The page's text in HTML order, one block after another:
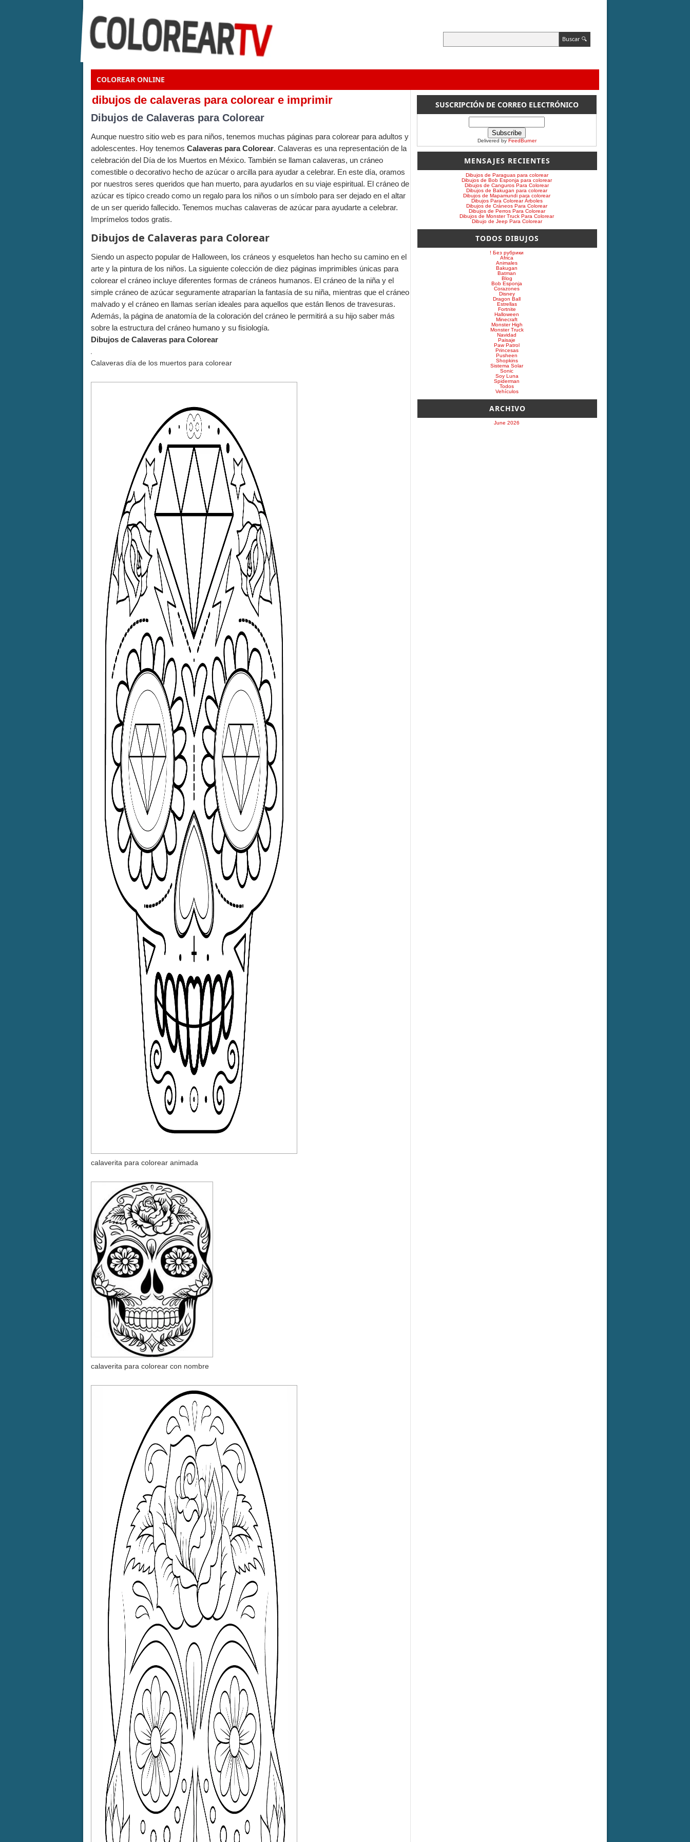
COLOREAR ONLINE
dibujos de calaveras para colorear e imprimir
Dibujos de Calaveras para Colorear
Aunque nuestro sitio web es para niños, tenemos muchas páginas para colorear para adultos y
adolescentes. Hoy tenemos Calaveras para Colorear. Calaveras es una representación de la
celebración del Día de los Muertos en México. También se llaman calaveras, un cráneo
comestible o decorativo hecho de azúcar o arcilla para ayudar a celebrar. En este día, oramos
por nuestros seres queridos que han muerto, para ayudarlos en su viaje espiritual. El cráneo de
azúcar es típico creado como un regalo para los niños o un símbolo para ser dejado en el altar
de un ser querido fallecido. Tenemos muchas calaveras de azúcar para ayudarte a celebrar.
Imprímelos todos gratis.
Dibujos de Calaveras para Colorear
Siendo un aspecto popular de Halloween, los cráneos y esqueletos han hecho su camino en el
arte y la pintura de los niños. La siguiente colección de diez páginas imprimibles únicas para
colorear el cráneo incluye diferentes formas de cráneos humanos. El cráneo de la niña y el
simple cráneo de azúcar seguramente atraparían la fantasía de su niña, mientras que el cráneo
malvado y el cráneo en llamas serían ideales para aquellos que están llenos de travesuras.
Además, la página de anatomía de la coloración del cráneo le permitirá a su hijo saber más
sobre la estructura del cráneo humano y su fisiología.
Dibujos de Calaveras para Colorear
Calaveras día de los muertos para colorear
calaverita para colorear animada
calaverita para colorear con nombre
SUSCRIPCIÓN DE CORREO ELECTRÓNICO
Delivered by FeedBurner
MENSAJES RECIENTES
Dibujos de Paraguas para colorear
Dibujos de Bob Esponja para colorear
Dibujos de Canguros Para Colorear
Dibujos de Bakugan para colorear
Dibujos de Mapamundi para colorear
Dibujos Para Colorear Árboles
Dibujos de Cráneos Para Colorear
Dibujos de Perros Para Colorear
Dibujos de Monster Truck Para Colorear
Dibujo de Jeep Para Colorear
TODOS DIBUJOS
! Без рубрики
Africa
Animales
Bakugan
Batman
Blog
Bob Esponja
Corazones
Disney
Dragon Ball
Estrellas
Fortnite
Halloween
Minecraft
Monster High
Monster Truck
Navidad
Paisaje
Paw Patrol
Princesas
Pusheen
Shopkins
Sistema Solar
Sonic
Soy Luna
Spiderman
Todos
Vehículos
ARCHIVO
June 2026